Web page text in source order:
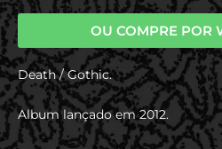
OU COMPRE POR
Death / Gothic.
Album lançado em 2012.